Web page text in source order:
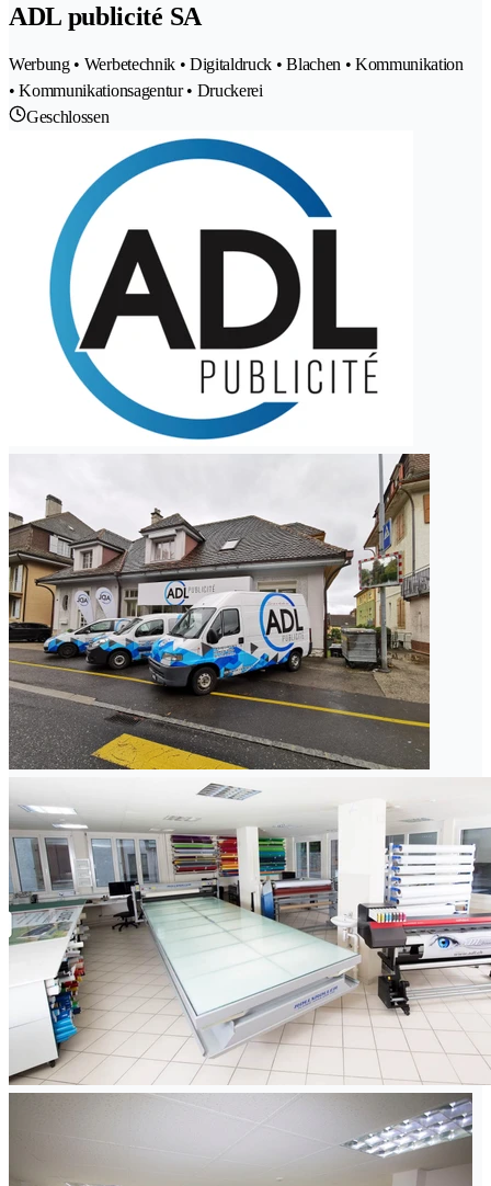
ADL publicité SA
Werbung • Werbetechnik • Digitaldruck • Blachen • Kommunikation
• Kommunikationsagentur • Druckerei
Geschlossen